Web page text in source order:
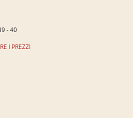
- 40
I PREZZI